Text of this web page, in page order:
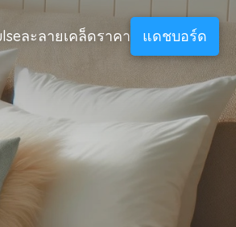
ละลายเคล็ดราคา แดชบอร์ด